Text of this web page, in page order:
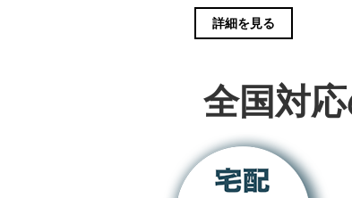
詳細を見る
全国対